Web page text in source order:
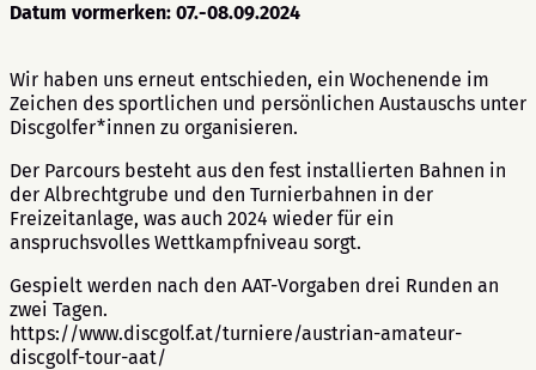
Datum vormerken: 07.-08.09.2024
Wir haben uns erneut entschieden, ein Wochenende im
Zeichen des sportlichen und persönlichen Austauschs unter
Discgolfer*innen zu organisieren.
Der Parcours besteht aus den fest installierten Bahnen in
der Albrechtgrube und den Turnierbahnen in der
Freizeitanlage, was auch 2024 wieder für ein
anspruchsvolles Wettkampfniveau sorgt.
Gespielt werden nach den AAT-Vorgaben drei Runden an
zwei Tagen.
https://www.discgolf.at/turniere/austrian-amateur-
discgolf-tour-aat/